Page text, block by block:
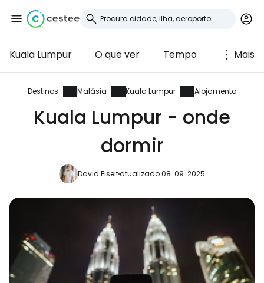
Kuala Lumpur O que ver Tempo Mais
Destinos Malásia Kuala Lumpur Alojamento
Kuala Lumpur - onde
dormir
David Eiseltatualizado 08. 09. 2025
Iniciar sessão no
Cestee
... a comunidade mundial de viajantes
Continuar com o Facebook
Continuar com o correio
eletrónico